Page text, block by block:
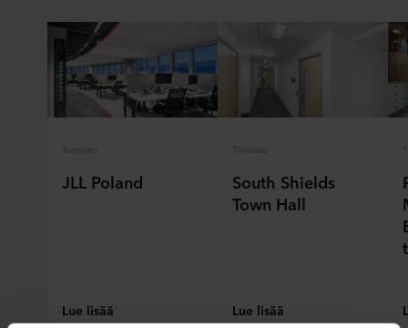
Toimisto
JLL Poland
Lue lisää
Toimisto
South Shields
Town Hall
Lue lisää